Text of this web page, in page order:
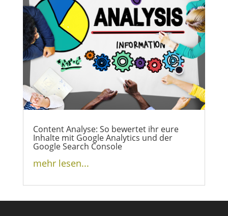
Content Analyse: So bewertet ihr eure
Inhalte mit Google Analytics und der
Google Search Console
mehr lesen...